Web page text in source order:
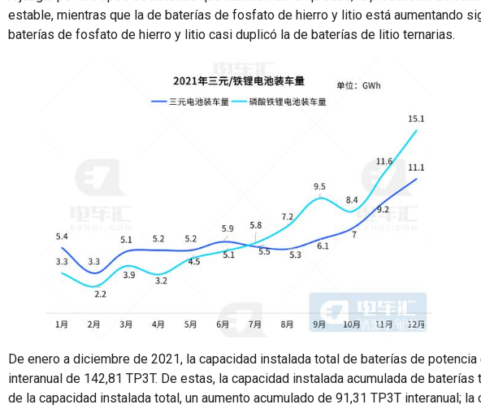
estable, mientras que la de baterías de fosfato de hierro y litio está aumentando
baterías de fosfato de hierro y litio casi duplicó la de baterías de litio ternarias.
De enero a diciembre de 2021, la capacidad instalada total de baterías de
interanual de 142,81 TP3T. De estas, la capacidad instalada acumulada de
de la capacidad instalada total, un aumento acumulado de 91,31 TP3T interanual;